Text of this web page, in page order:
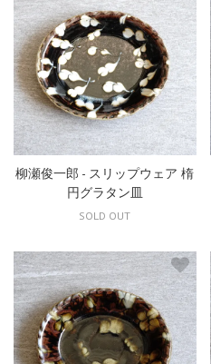
柳瀬俊一郎 - スリップウェア 楕
円グラタン皿
SOLD OUT